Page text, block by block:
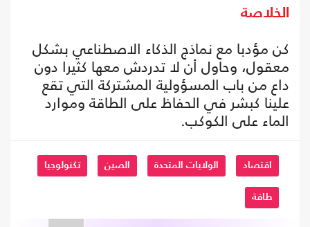
الخلاصة
كن مؤدبا مع نماذج الذكاء الاصطناعي بشكل
معقول، وحاول أن لا تدردش معها كثيرا دون
داع من باب المسؤولية المشتركة التي تقع
علينا كبشر في الحفاظ على الطاقة وموارد
الماء على الكوكب.
اقتصاد الولايات المتحدة الصين تكنولوجيا
طاقة